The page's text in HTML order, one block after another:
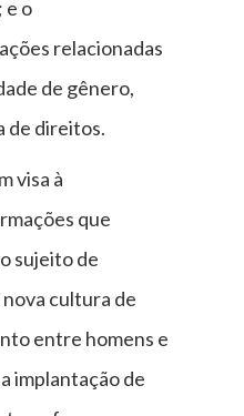
e o
relacionadas
de gênero,
de direitos.
visa à
que
sujeito de
cultura de
entre homens e
implantação de